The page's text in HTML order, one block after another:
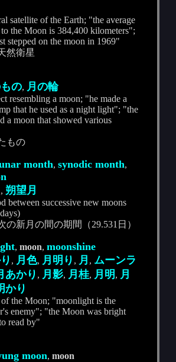
satellite of the Earth; "the average
to the Moon is 384,400 kilometers";
stepped on the moon in 1969"
然衛星
の, 月の輪
resembling a moon; "he made a
that he used as a night light"; "the
a moon that showed various
もの
month,synodic month,
, 朔望月
between successive new moons
の新月の間の期間（29.531日）
,moon,moonshine
, 月色, 月明り , 月 , ムーンラ
あかり , 月影, 月桂, 月明 , 月
かり
the Moon; "moonlight is the
enemy"; "the Moon was bright
read by"
moon,moon